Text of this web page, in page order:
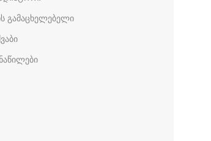
გამაცხელებელი